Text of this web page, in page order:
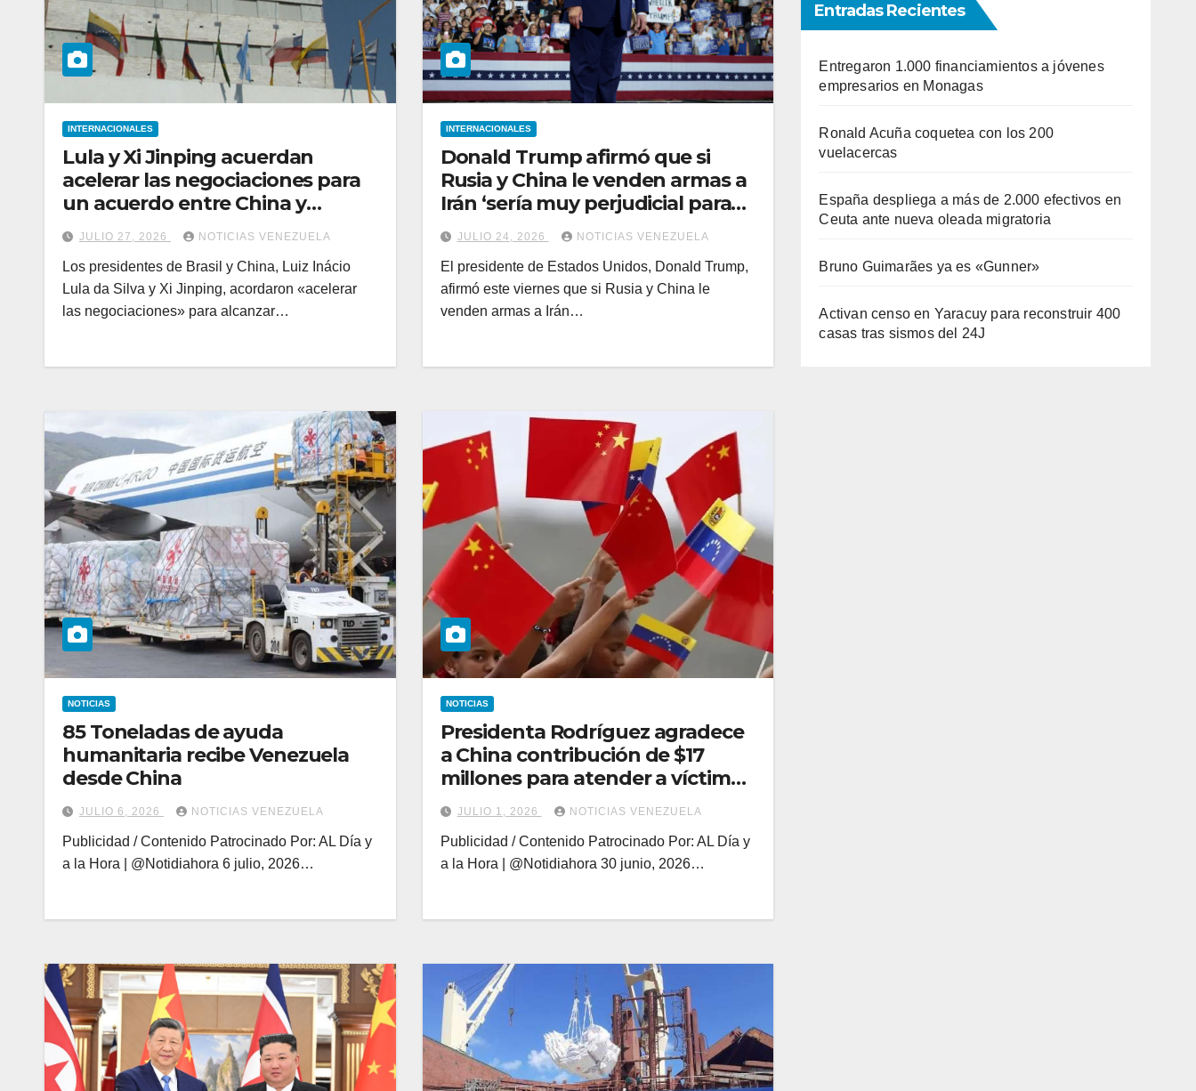
INTERNACIONALES
Lula y Xi Jinping acuerdan
acelerar las negociaciones para
un acuerdo entre China y
Mercosur
JULIO 27, 2026 NOTICIAS VENEZUELA
Los presidentes de Brasil y China, Luiz Inácio
Lula da Silva y Xi Jinping, acordaron «acelerar
las negociaciones» para alcanzar…
INTERNACIONALES
Donald Trump afirmó que si
Rusia y China le venden armas a
Irán ‘sería muy perjudicial para
ellos’
JULIO 24, 2026 NOTICIAS VENEZUELA
El presidente de Estados Unidos, Donald Trump,
afirmó este viernes que si Rusia y China le
venden armas a Irán…
NOTICIAS
85 Toneladas de ayuda
humanitaria recibe Venezuela
desde China
JULIO 6, 2026 NOTICIAS VENEZUELA
Publicidad / Contenido Patrocinado Por: AL Día y
a la Hora | @Notidiahora 6 julio, 2026…
NOTICIAS
Presidenta Rodríguez agradece
a China contribución de $17
millones para atender a víctimas
de sismos
JULIO 1, 2026 NOTICIAS VENEZUELA
Publicidad / Contenido Patrocinado Por: AL Día y
a la Hora | @Notidiahora 30 junio, 2026…
Entradas Recientes
Entregaron 1.000 financiamientos a jóvenes
empresarios en Monagas
Ronald Acuña coquetea con los 200
vuelacercas
España despliega a más de 2.000 efectivos en
Ceuta ante nueva oleada migratoria
Bruno Guimarães ya es «Gunner»
Activan censo en Yaracuy para reconstruir 400
casas tras sismos del 24J